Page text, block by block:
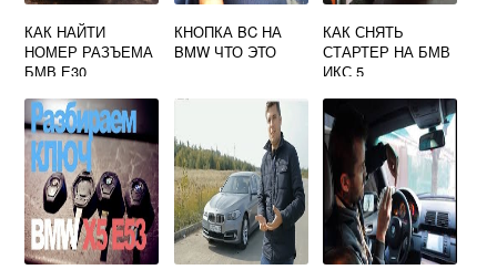
КАК НАЙТИ
НОМЕР РАЗЪЕМА
БМВ Е30
КНОПКА BC НА
BMW ЧТО ЭТО
КАК СНЯТЬ
СТАРТЕР НА БМВ
ИКС 5